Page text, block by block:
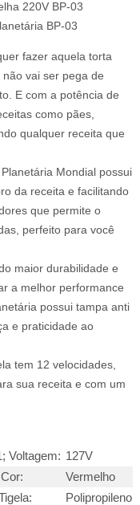
220V BP-03
BP-03
fazer aquela torta
vai ser pega de
E com a potência de
como pães,
qualquer receita que
Mondial possui
da receita e facilitando
que permite o
perfeito para você
maior durabilidade e
a melhor performance
possui tampa anti
e praticidade ao
tem 12 velocidades,
sua receita e com um
Voltagem: 127V
Vermelho
Polipropileno